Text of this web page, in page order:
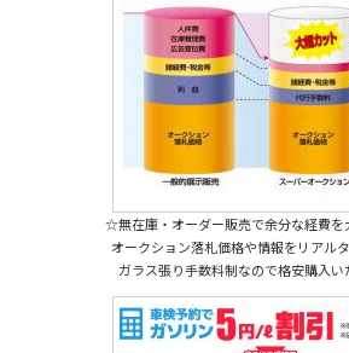
☆無在庫・オーダー販売で余分な経費
オークション落札価格や情報をリアルタ
ガラス張り手数料制なので格安購入い